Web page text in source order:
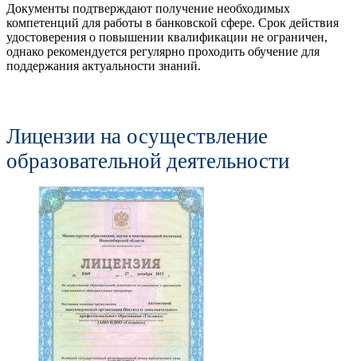
Документы подтверждают получение необходимых
компетенций для работы в банковской сфере. Срок действия
удостоверения о повышении квалификации не ограничен,
однако рекомендуется регулярно проходить обучение для
поддержания актуальности знаний.
Лицензии на осуществление
образовательной деятельности